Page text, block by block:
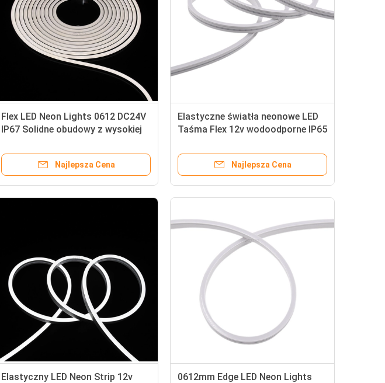
Flex LED Neon Lights 0612 DC24V
IP67 Solidne obudowy z wysokiej
Najlepsza Cena
Elastyczne światła neonowe LED
Taśma Flex 12v wodoodporne IP65
Najlepsza Cena
Elastyczny LED Neon Strip 12v
0612mm Edge LED Neon Lights